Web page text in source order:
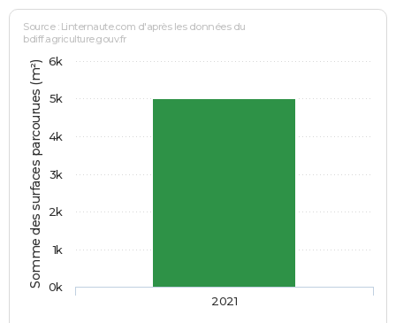
Somme des surfaces parcourues (m²)
Source : Linternaute.com d'après les données du
bdiff.agriculture.gouv.fr
2021
0k
1k
2k
3k
4k
5k
6k